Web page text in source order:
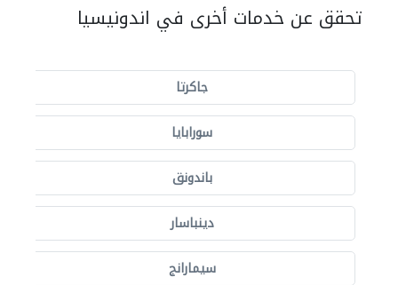
تحقق عن خدمات أخرى في اندونيسيا
جاكرتا
سورابايا
باندونق
دينباسار
سيمارانج